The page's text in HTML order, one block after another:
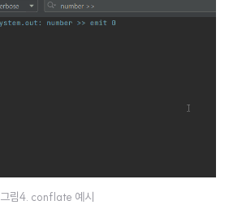
그림4. conflate 예시